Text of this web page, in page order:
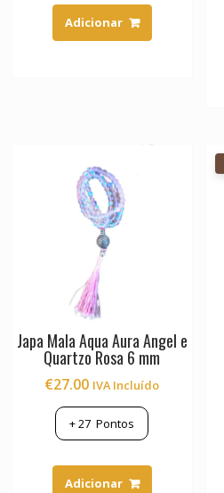
Adicionar
Japa Mala Aqua Aura Angel e
Quartzo Rosa 6 mm
€27.00 IVA Incluído
+27 Pontos
Adicionar